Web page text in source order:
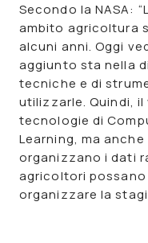
Secondo la NASA:
ambito agricoltura
alcuni anni. Oggi
aggiunto sta nella
tecniche e di
utilizzarle. Quindi,
tecnologie di
Learning, ma
organizzano i dati
agricoltori
organizzare la